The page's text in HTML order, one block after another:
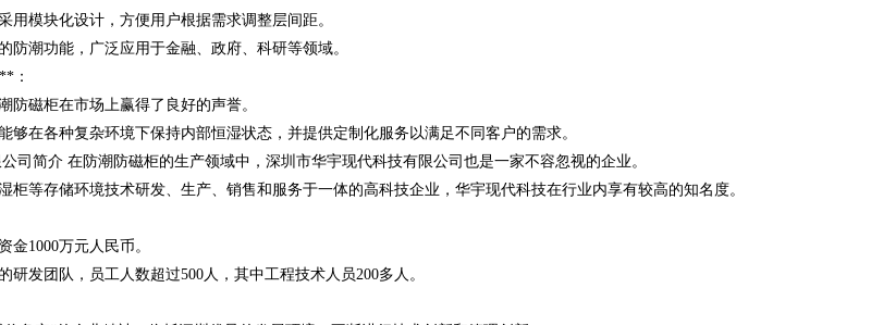
用模块化设计，方便用户根据需求调整层间距。
防潮功能，广泛应用于金融、政府、科研等领域。
：
防磁柜在市场上赢得了良好的声誉。
够在各种复杂环境下保持内部恒湿状态，并提供定制化服务以满足不同客户的需求。
司简介 在防潮防磁柜的生产领域中，深圳市华宇现代科技有限公司也是一家不容忽视的企业。
柜等存储环境技术研发、生产、销售和服务于一体的高科技企业，华宇现代科技在行业内享有较高的知名度。
金1000万元人民币。
研发团队，员工人数超过500人，其中工程技术人员200多人。